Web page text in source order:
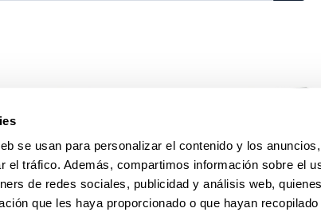
se usan para personalizar el contenido y los
el tráfico. Además, compartimos información sobre el
de redes sociales, publicidad y análisis web,
que les haya proporcionado o que hayan